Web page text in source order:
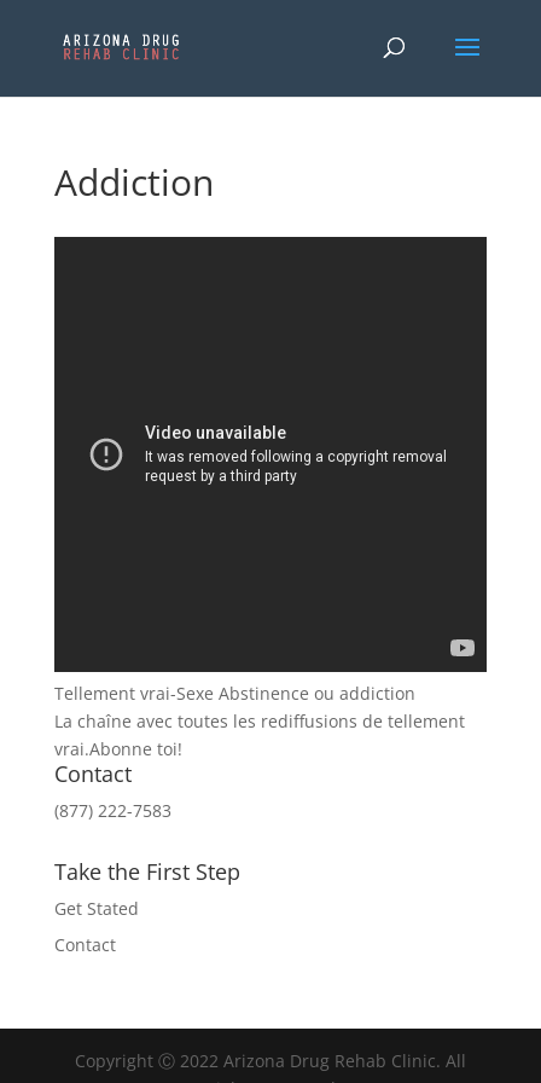
Addiction
Tellement vrai-Sexe Abstinence ou addiction
La chaîne avec toutes les rediffusions de tellement
vrai.Abonne toi!
Contact
(877) 222-7583
Take the First Step
Get Stated
Contact
Copyright Ⓒ 2022 Arizona Drug Rehab Clinic. All